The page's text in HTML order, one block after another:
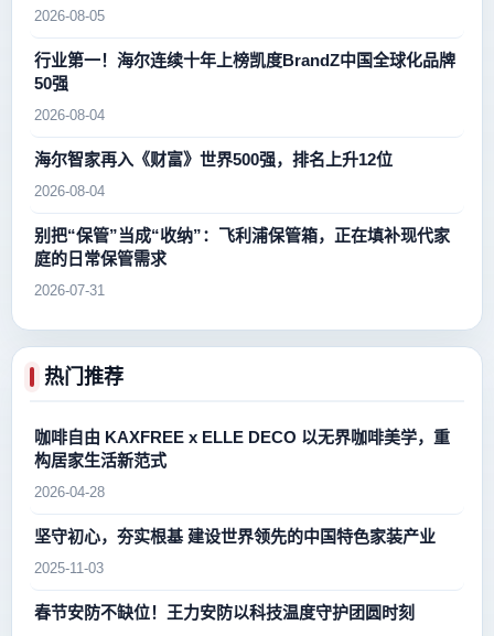
2026-08-05
行业第一！海尔连续十年上榜凯度BrandZ中国全球化品牌
50强
2026-08-04
海尔智家再入《财富》世界500强，排名上升12位
2026-08-04
别把“保管”当成“收纳”：飞利浦保管箱，正在填补现代家
庭的日常保管需求
2026-07-31
热门推荐
咖啡自由 KAXFREE x ELLE DECO 以无界咖啡美学，重
构居家生活新范式
2026-04-28
坚守初心，夯实根基 建设世界领先的中国特色家装产业
2025-11-03
春节安防不缺位！王力安防以科技温度守护团圆时刻